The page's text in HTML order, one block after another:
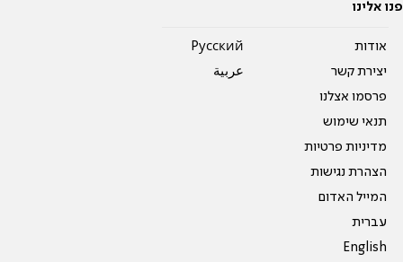
פנו אלינו
אודות
יצירת קשר
פרסמו אצלנו
תנאי שימוש
מדיניות פרטיות
הצהרת נגישות
המייל האדום
עברית
English
Pусский
عربية